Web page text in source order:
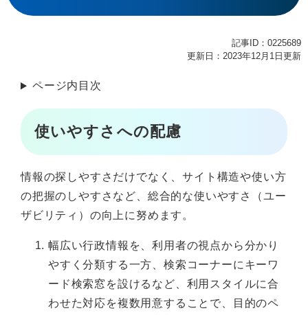
記事ID：0225689
更新日：2023年12月1日更新
ページ内目次
使いやすさへの配慮
情報の探しやすさだけでなく、サイト構造や使い方
の把握のしやすさなど、総合的な使いやすさ（ユー
ザビリティ）の向上に努めます。
幅広い行政情報を、利用者の視点から分かり
やすく分類する一方、検索コーナーにキーワ
ード検索窓を設けるなど、利用スタイルに合
わせた対応を複数用意することで、目的のペ